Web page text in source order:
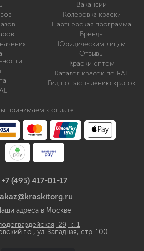
Вакансии
Колеровка краски
Партнерская программа
Бренды
Юридическим лицам
Отзывы
Краски оптом
Каталог красок по RAL
Гид по распылению красок
принимаем к оплате
+7 (495) 417-01-17
адреса в Москве:
29, к. 1
г.о., ул. Западная, стр. 100